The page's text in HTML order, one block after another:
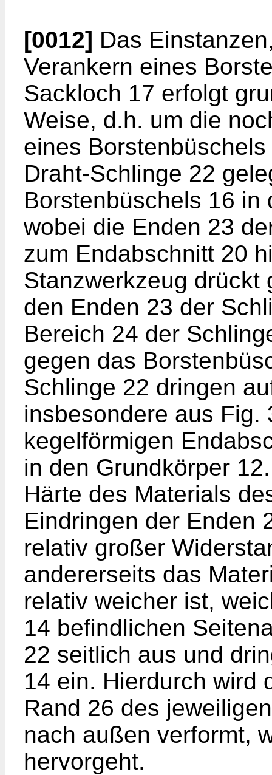
[0012] Das
Verankern eines
Sackloch 17 erfolgt
Weise, d.h. um die
eines
Draht-Schlinge 22
Borstenbüschels 16
wobei die Enden 23
zum Endabschnitt 20
Stanzwerkzeug drückt
den Enden 23 der
Bereich 24 der
gegen das
Schlinge 22 dringen
insbesondere aus Fig.
kegelförmigen
in den Grundkörper
Härte des Materials
Eindringen der Enden
relativ großer
andererseits das
relativ weicher ist,
14 befindlichen
22 seitlich aus und
14 ein. Hierdurch wird
Rand 26 des
nach außen verformt,
hervor­geht.